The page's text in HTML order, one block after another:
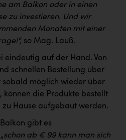
am Balkon oder in einen
zu investieren. Und wir
Monaten mit einer
so Mag. Lauß.
eindeutig auf der Hand. Von
schnellen Bestellung über
möglich wieder über
können die Produkte bestellt
Hause aufgebaut werden.
gibt es
schon ab € 99 kann man sich